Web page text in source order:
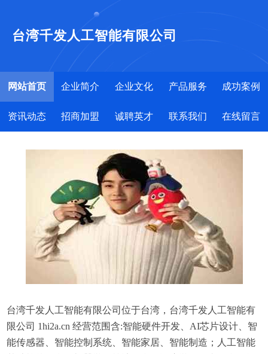
台湾千发人工智能有限公司
网站首页 企业简介 企业文化 产品服务 成功案例
资讯动态 招商加盟 诚聘英才 联系我们 在线留言
台湾千发人工智能有限公司位于台湾，台湾千发人工智能有
限公司 1hi2a.cn 经营范围含:智能硬件开发、AI芯片设计、智
能传感器、智能控制系统、智能家居、智能制造；人工智能